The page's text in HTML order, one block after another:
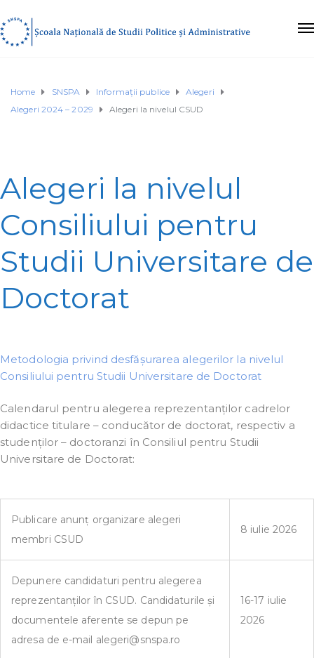
Home SNSPA Informații publice
Alegeri
Alegeri 2024 – 2029
Alegeri la nivelul CSUD
Alegeri la nivelul
Consiliului pentru
Studii Universitare de
Doctorat
Metodologia privind desfășurarea alegerilor la nivelul
Consiliului pentru Studii Universitare de Doctorat
Calendarul pentru alegerea reprezentanților cadrelor
didactice titulare – conducător de doctorat, respectiv a
studenților – doctoranzi în Consiliul pentru Studii
Universitare de Doctorat:
Publicare anunț organizare alegeri
membri CSUD
8 iulie 2026
Depunere candidaturi pentru alegerea
reprezentanților în CSUD. Candidaturile și
documentele aferente se depun pe
adresa de e-mail alegeri@snspa.ro
16-17 iulie
2026